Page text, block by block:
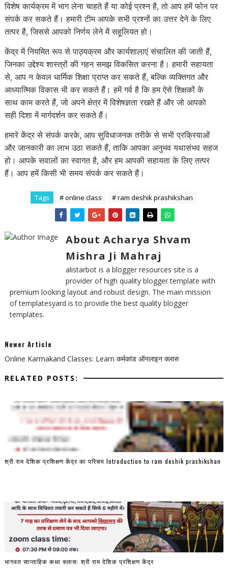
विशेष कार्यक्रम में भाग लेना चाहते हैं या कोई प्रश्न है, तो आप हमें फोन पर
संपर्क कर सकते हैं। हमारी टीम आपके सभी प्रश्नों का उत्तर देने के लिए
तत्पर है, जिससे आपको निर्णय लेने में सहूलियत हो।
केंद्र में नियमित रूप से पाठ्यक्रम और कार्यशालाएं संचालित की जाती हैं,
जिनका उद्देश्य शास्त्रों की गहन समझ विकसित करना है। हमारी सहायता
से, आप न केवल धार्मिक शिक्षा प्राप्त कर सकते हैं, बल्कि व्यक्तिगत और
आध्यात्मिक विकास भी कर सकते हैं। हमें गर्व है कि हम ऐसे शिक्षकों के
साथ काम करते हैं, जो अपने क्षेत्र में विशेषज्ञता रखते हैं और जो आपको
सही दिशा में मार्गदर्शन कर सकते हैं।
हमारे केंद्र से संपर्क करके, आप सुविधाजनक तरीके से सभी प्रक्रियाओं
और जानकारी का लाभ उठा सकते हैं, ताकि आपका अनुभव यथासंभव सहज
हो। आपके सवालों का स्वागत है, और हम आपकी सहायता के लिए तत्पर
हैं। आप हमें किसी भी समय संपर्क कर सकते हैं।
Tags # online class # ram deshik prashikshan
About Acharya Shvam
Mishra Ji Mahraj
alistarbot is a blogger resources site is a
provider of high quality blogger template with
premium looking layout and robust design. The main mission
of templatesyard is to provide the best quality blogger
templates.
Newer Article
Online Karmakand Classes: Learn कर्मकांड ऑनलाइन क्लास
RELATED POSTS:
श्री राम देशिक प्रशिक्षण केंद्र का परिचय Introduction to ram deshik prashikshan
भागवत साप्ताहिक कथा क्लास: श्री राम देशिक प्रशिक्षण केंद्र